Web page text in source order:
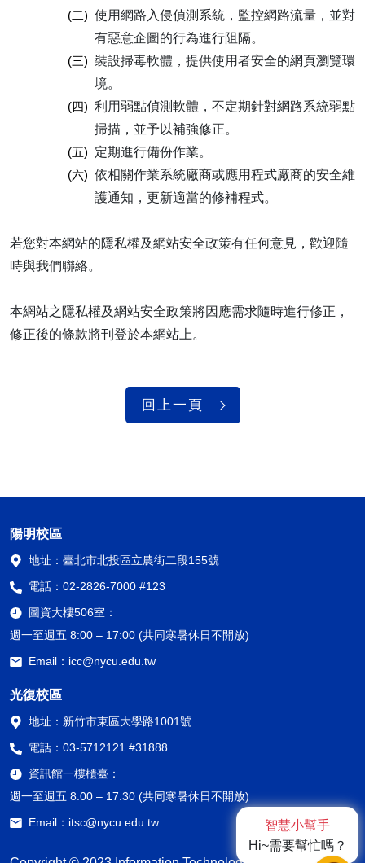
(二) 使用網路入侵偵測系統，監控網路流量，並對
有惡意企圖的行為進行阻隔。
(三) 裝設掃毒軟體，提供使用者安全的網頁瀏覽環
境。
(四) 利用弱點偵測軟體，不定期針對網路系統弱點
掃描，並予以補強修正。
(五) 定期進行備份作業。
(六) 依相關作業系統廠商或應用程式廠商的安全維
護通知，更新適當的修補程式。
若您對本網站的隱私權及網站安全政策有任何意見，歡迎隨
時與我們聯絡。
本網站之隱私權及網站安全政策將因應需求隨時進行修正，
修正後的條款將刊登於本網站上。
回上一頁
陽明校區
地址： 臺北市北投區立農街二段155號
電話： 02-2826-7000 #123
圖資大樓506室：
週一至週五 8:00 – 17:00 (共同寒暑休日不開放)
Email： icc@nycu.edu.tw
光復校區
地址： 新竹市東區大學路1001號
電話： 03-5712121 #31888
資訊館一樓櫃臺：
週一至週五 8:00 – 17:30 (共同寒暑休日不開放)
Email： itsc@nycu.edu.tw
智慧小幫手
Hi~需要幫忙嗎？